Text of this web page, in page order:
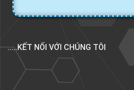
.....KẾT NỐI VỚI CHÚNG TÔI